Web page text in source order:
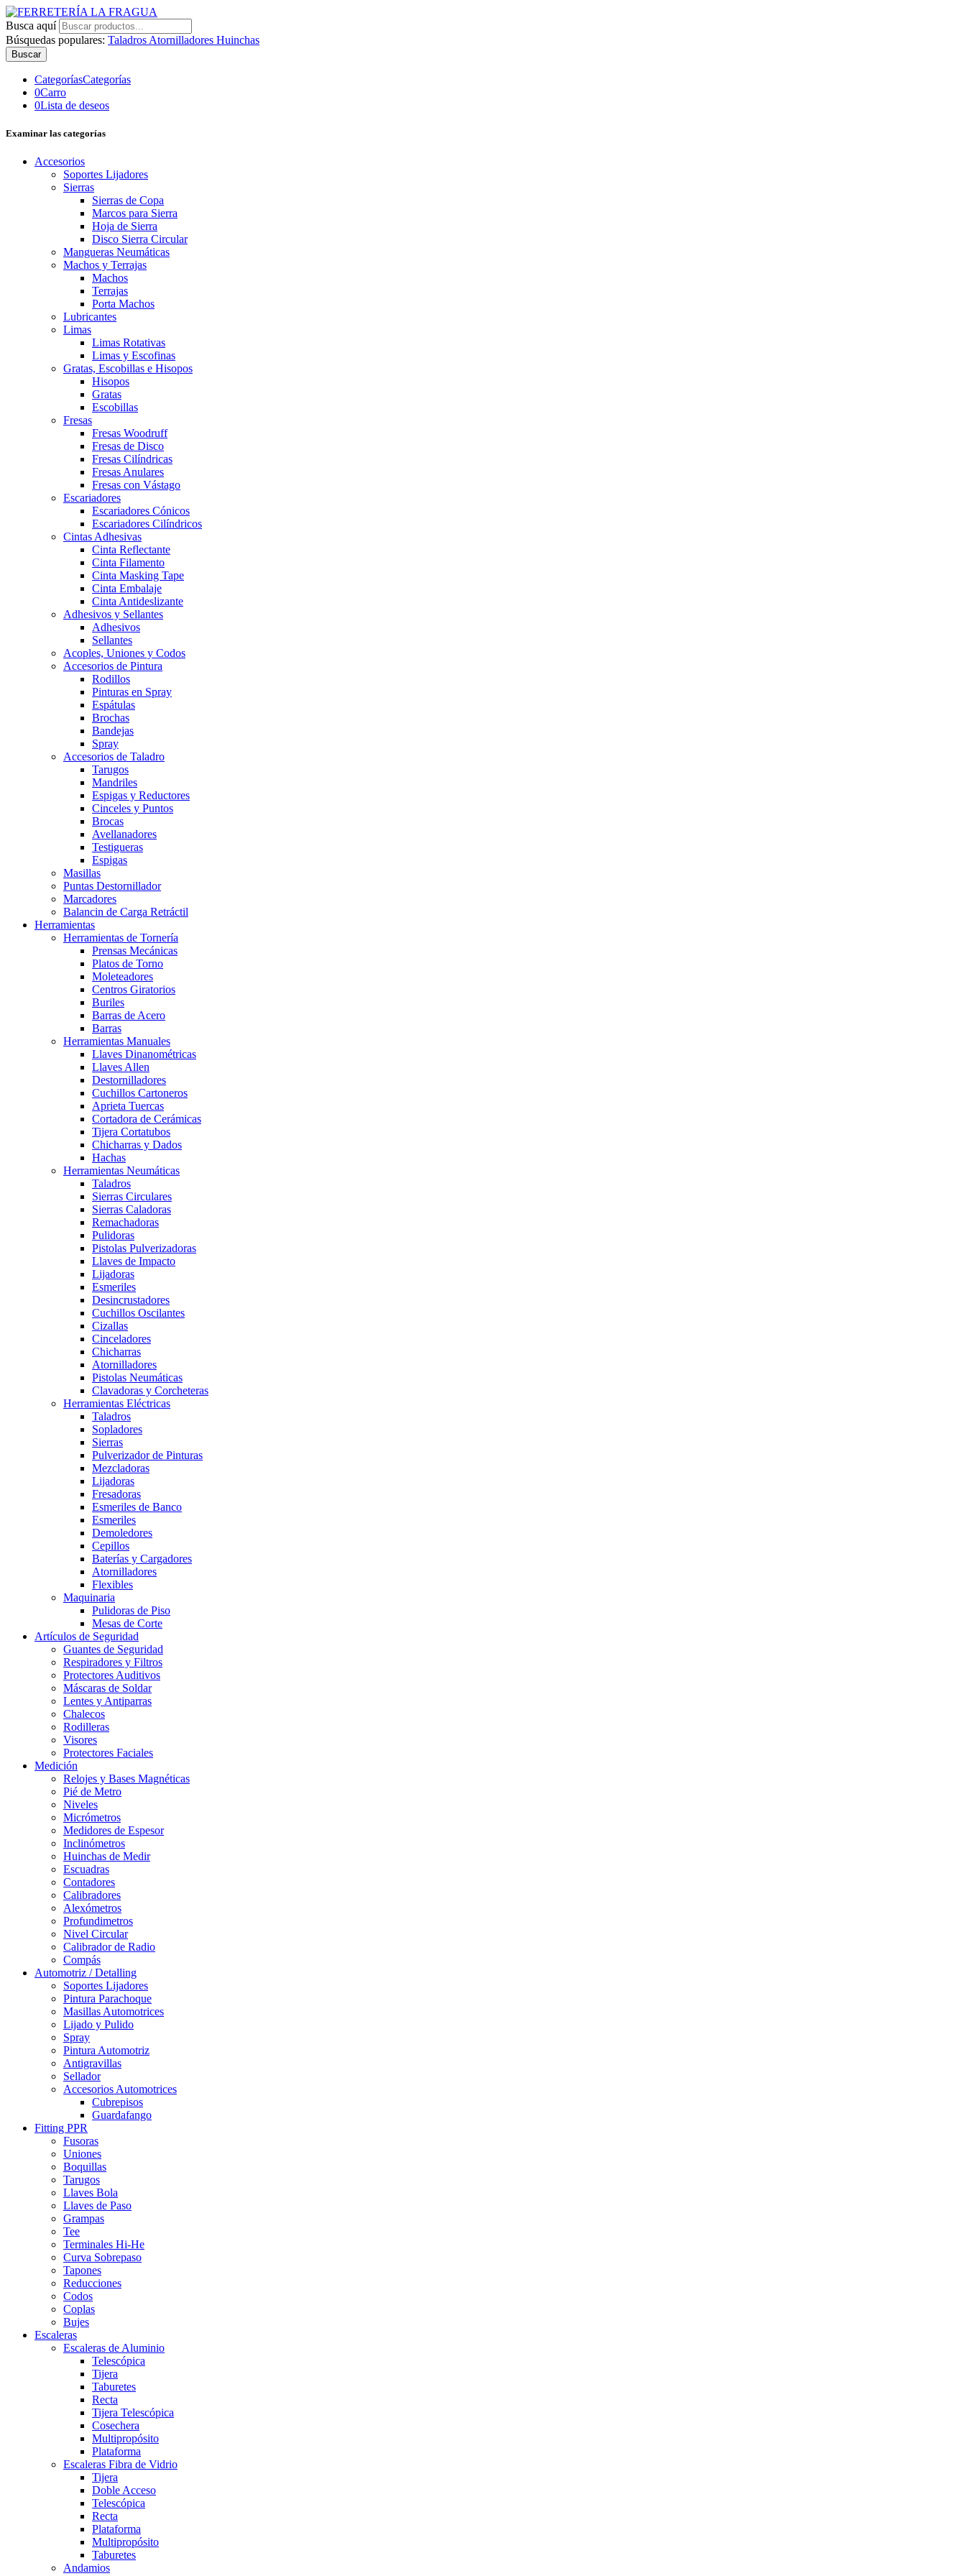
Busca aquí
Búsquedas populares: Taladros Atornilladores Huinchas
Buscar
CategoríasCategorías
0Carro
0Lista de deseos
Examinar las categorías
Accesorios
Soportes Lijadores
Sierras
Sierras de Copa
Marcos para Sierra
Hoja de Sierra
Disco Sierra Circular
Mangueras Neumáticas
Machos y Terrajas
Machos
Terrajas
Porta Machos
Lubricantes
Limas
Limas Rotativas
Limas y Escofinas
Gratas, Escobillas e Hisopos
Hisopos
Gratas
Escobillas
Fresas
Fresas Woodruff
Fresas de Disco
Fresas Cilíndricas
Fresas Anulares
Fresas con Vástago
Escariadores
Escariadores Cónicos
Escariadores Cilíndricos
Cintas Adhesivas
Cinta Reflectante
Cinta Filamento
Cinta Masking Tape
Cinta Embalaje
Cinta Antideslizante
Adhesivos y Sellantes
Adhesivos
Sellantes
Acoples, Uniones y Codos
Accesorios de Pintura
Rodillos
Pinturas en Spray
Espátulas
Brochas
Bandejas
Spray
Accesorios de Taladro
Tarugos
Mandriles
Espigas y Reductores
Cinceles y Puntos
Brocas
Avellanadores
Testigueras
Espigas
Masillas
Puntas Destornillador
Marcadores
Balancin de Carga Retráctil
Herramientas
Herramientas de Tornería
Prensas Mecánicas
Platos de Torno
Moleteadores
Centros Giratorios
Buriles
Barras de Acero
Barras
Herramientas Manuales
Llaves Dinanométricas
Llaves Allen
Destornilladores
Cuchillos Cartoneros
Aprieta Tuercas
Cortadora de Cerámicas
Tijera Cortatubos
Chicharras y Dados
Hachas
Herramientas Neumáticas
Taladros
Sierras Circulares
Sierras Caladoras
Remachadoras
Pulidoras
Pistolas Pulverizadoras
Llaves de Impacto
Lijadoras
Esmeriles
Desincrustadores
Cuchillos Oscilantes
Cizallas
Cinceladores
Chicharras
Atornilladores
Pistolas Neumáticas
Clavadoras y Corcheteras
Herramientas Eléctricas
Taladros
Sopladores
Sierras
Pulverizador de Pinturas
Mezcladoras
Lijadoras
Fresadoras
Esmeriles de Banco
Esmeriles
Demoledores
Cepillos
Baterías y Cargadores
Atornilladores
Flexibles
Maquinaria
Pulidoras de Piso
Mesas de Corte
Artículos de Seguridad
Guantes de Seguridad
Respiradores y Filtros
Protectores Auditivos
Máscaras de Soldar
Lentes y Antiparras
Chalecos
Rodilleras
Visores
Protectores Faciales
Medición
Relojes y Bases Magnéticas
Pié de Metro
Niveles
Micrómetros
Medidores de Espesor
Inclinómetros
Huinchas de Medir
Escuadras
Contadores
Calibradores
Alexómetros
Profundimetros
Nivel Circular
Calibrador de Radio
Compás
Automotriz / Detalling
Soportes Lijadores
Pintura Parachoque
Masillas Automotrices
Lijado y Pulido
Spray
Pintura Automotriz
Antigravillas
Sellador
Accesorios Automotrices
Cubrepisos
Guardafango
Fitting PPR
Fusoras
Uniones
Boquillas
Tarugos
Llaves Bola
Llaves de Paso
Grampas
Tee
Terminales Hi-He
Curva Sobrepaso
Tapones
Reducciones
Codos
Coplas
Bujes
Escaleras
Escaleras de Aluminio
Telescópica
Tijera
Taburetes
Recta
Tijera Telescópica
Cosechera
Multipropósito
Plataforma
Escaleras Fibra de Vidrio
Tijera
Doble Acceso
Telescópica
Recta
Plataforma
Multipropósito
Taburetes
Andamios